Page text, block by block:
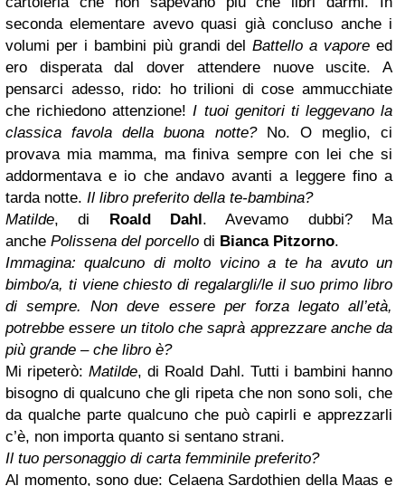
seconda elementare avevo quasi già concluso anche i
volumi per i bambini più grandi delBattello a vapore ed
ero disperata dal dover attendere nuove uscite. A
pensarci adesso, rido: ho trilioni di cose ammucchiate
che richiedono attenzione!I tuoi genitori ti leggevano la
classica favola della buona notte?No. O meglio, ci
provava mia mamma, ma finiva sempre con lei che si
addormentava e io che andavo avanti a leggere fino a
tarda notte. Il libro preferito della te-bambina?
Matilde, di Roald Dahl . Avevamo dubbi? Ma
anche Polissena del porcello di Bianca Pitzorno.
Immagina: qualcuno di molto vicino a te ha avuto un
bimbo/a, ti viene chiesto di regalargli/le il suo primo libro
di sempre. Non deve essere per forza legato all’età,
potrebbe essere un titolo che saprà apprezzare anche da
più grande – che libro è?
Mi ripeterò:Matilde, di Roald Dahl. Tutti i bambini hanno
bisogno di qualcuno che gli ripeta che non sono soli, che
da qualche parte qualcuno che può capirli e apprezzarli
c’è, non importa quanto si sentano strani.
Il tuo personaggio di carta femminile preferito?
Al momento, sono due: Celaena Sardothien della Maas e